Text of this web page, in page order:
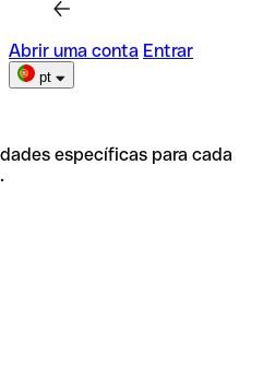
Abrir uma conta Entrar
pt
específicas para cada